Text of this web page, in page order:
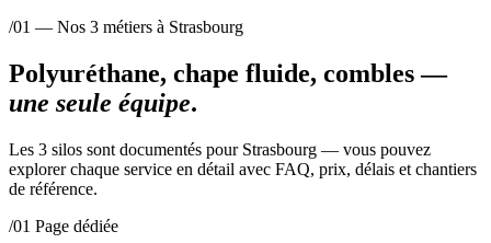
/01 — Nos 3 métiers à Strasbourg
Polyuréthane, chape fluide, combles —
une seule équipe.
Les 3 silos sont documentés pour Strasbourg — vous pouvez
explorer chaque service en détail avec FAQ, prix, délais et chantiers
de référence.
/01 Page dédiée